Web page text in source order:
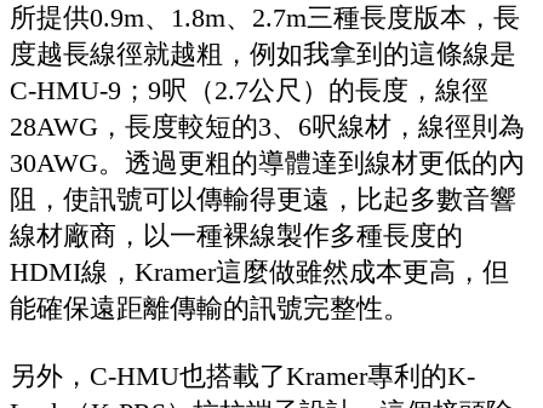
所提供0.9m、1.8m、2.7m三種長度版本，長
度越長線徑就越粗，例如我拿到的這條線是
C-HMU-9；9呎（2.7公尺）的長度，線徑
28AWG，長度較短的3、6呎線材，線徑則為
30AWG。透過更粗的導體達到線材更低的內
阻，使訊號可以傳輸得更遠，比起多數音響
線材廠商，以一種裸線製作多種長度的
HDMI線，Kramer這麼做雖然成本更高，但
能確保遠距離傳輸的訊號完整性。
另外，C-HMU也搭載了Kramer專利的K-